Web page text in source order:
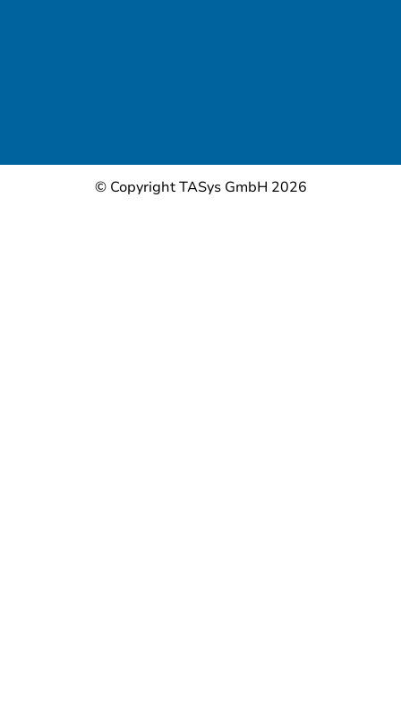
© Copyright TASys GmbH 2026